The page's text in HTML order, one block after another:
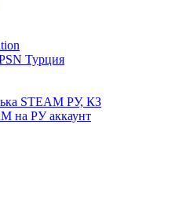
Турция
STEAM РУ, КЗ
на РУ аккаунт